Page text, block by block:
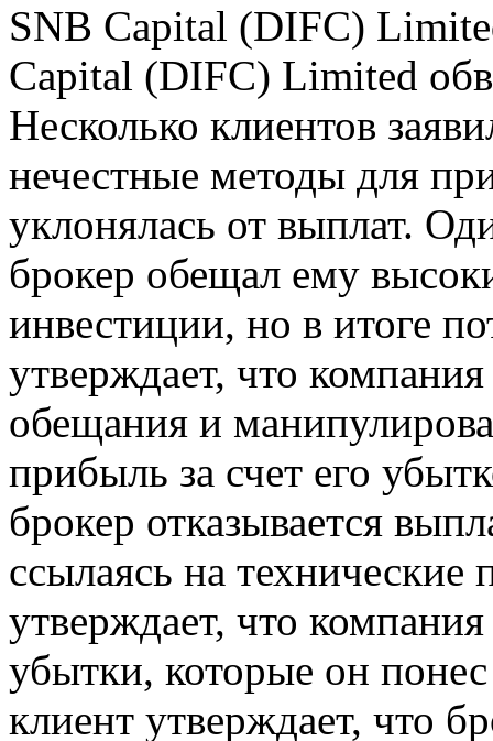
SNB Capital (DIFC)
Capital (DIFC) Limited
Несколько клиентов
нечестные методы для
уклонялась от выплат.
брокер обещал ему
инвестиции, но в итоге
утверждает, что
обещания и
прибыль за счет его
брокер отказывается
ссылаясь на
утверждает, что компания
убытки, которые он
клиент утверждает, что